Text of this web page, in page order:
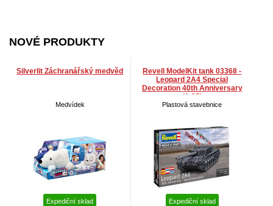
NOVÉ PRODUKTY
Silverlit Záchranářský medvěd
Medvídek
Expediční sklad
Revell ModelKit tank 03368 -
Leopard 2A4 Special
Decoration 40th Anniversary
(1:35)
Plastová stavebnice
Expediční sklad